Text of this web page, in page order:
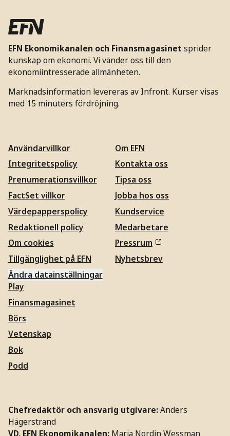
EFN Ekonomikanalen och Finansmagasinet sprider
kunskap om ekonomi. Vi vänder oss till den
ekonomiintresserade allmänheten.
Marknadsinformation levereras av Infront. Kurser visas
med 15 minuters fördröjning.
Användarvillkor
Integritetspolicy
Prenumerationsvillkor
FactSet villkor
Värdepapperspolicy
Redaktionell policy
Om cookies
Tillgänglighet på EFN
Ändra datainställningar
Om EFN
Kontakta oss
Tipsa oss
Jobba hos oss
Kundservice
Medarbetare
Pressrum
Nyhetsbrev
Play
Finansmagasinet
Börs
Vetenskap
Bok
Podd
Chefredaktör och ansvarig utgivare: Anders
Hägerstrand
VD, EFN Ekonomikanalen: Maria Nordin Wessman